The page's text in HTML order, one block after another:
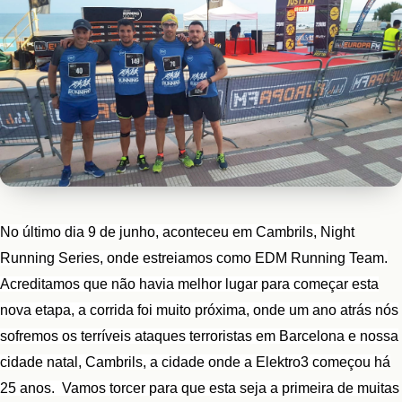
No último dia 9 de junho, aconteceu em Cambrils, Night
Running Series, onde estreiamos como EDM Running Team.
Acreditamos que não havia melhor lugar para começar esta
nova etapa, a corrida foi muito próxima, onde um ano atrás nós
sofremos os terríveis ataques terroristas em Barcelona e nossa
cidade natal, Cambrils, a cidade onde a Elektro3 começou há
25 anos. Vamos torcer para que esta seja a primeira de muitas